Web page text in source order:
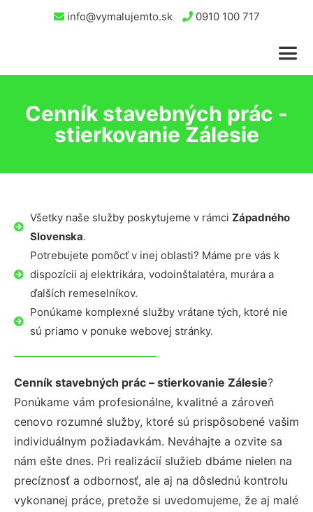
info@vymalujemto.sk 0910 100 717
Cenník stavebných prác -
stierkovanie Zálesie
Všetky naše služby poskytujeme v rámci Západného
Slovenska.
Potrebujete pomôcť v inej oblasti? Máme pre vás k
dispozícii aj elektrikára, vodoinštalatéra, murára a
ďalších remeselníkov.
Ponúkame komplexné služby vrátane tých, ktoré nie
sú priamo v ponuke webovej stránky.
Cenník stavebných prác – stierkovanie Zálesie?
Ponúkame vám profesionálne, kvalitné a zároveň
cenovo rozumné služby, ktoré sú prispôsobené vašim
individuálnym požiadavkám. Neváhajte a ozvite sa
nám ešte dnes. Pri realizácií služieb dbáme nielen na
precíznosť a odbornosť, ale aj na dôslednú kontrolu
vykonanej práce, pretože si uvedomujeme, že aj malé